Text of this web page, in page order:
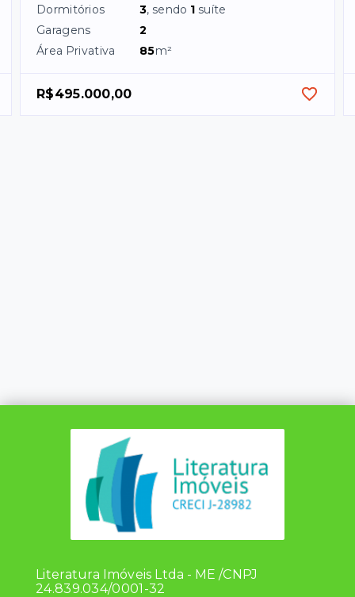
Dormitórios 3, sendo 1 suíte
Garagens
2
Área Privativa
85m²
R$495.000,00
Literatura Imóveis Ltda - ME /CNPJ
24.839.034/0001-32